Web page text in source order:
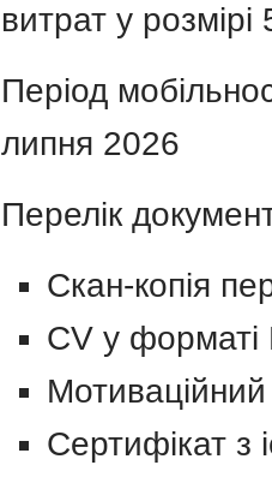
витрат у
Період
липня 2026
Перелік
Скан-копія
CV у форматі
Мотиваційний
Сертифікат з